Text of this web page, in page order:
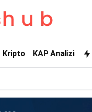
Kripto KAP Analizi